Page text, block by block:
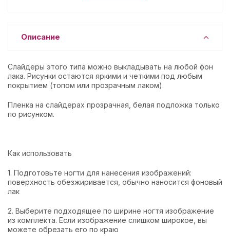
Описание
Слайдеры этого типа можно выкладывать на любой фон
лака. Рисунки остаются яркими и четкими под любым
покрытием (топом или прозрачным лаком).
Пленка на слайдерах прозрачная, белая подложка только
по рисунком.
Как использовать
1. Подготовьте ногти для нанесения изображений:
поверхность обезжиривается, обычно наносится фоновый
лак
2. Выберите подходящее по ширине ногтя изображение
из комплекта. Если изображение слишком широкое, вы
можете обрезать его по краю